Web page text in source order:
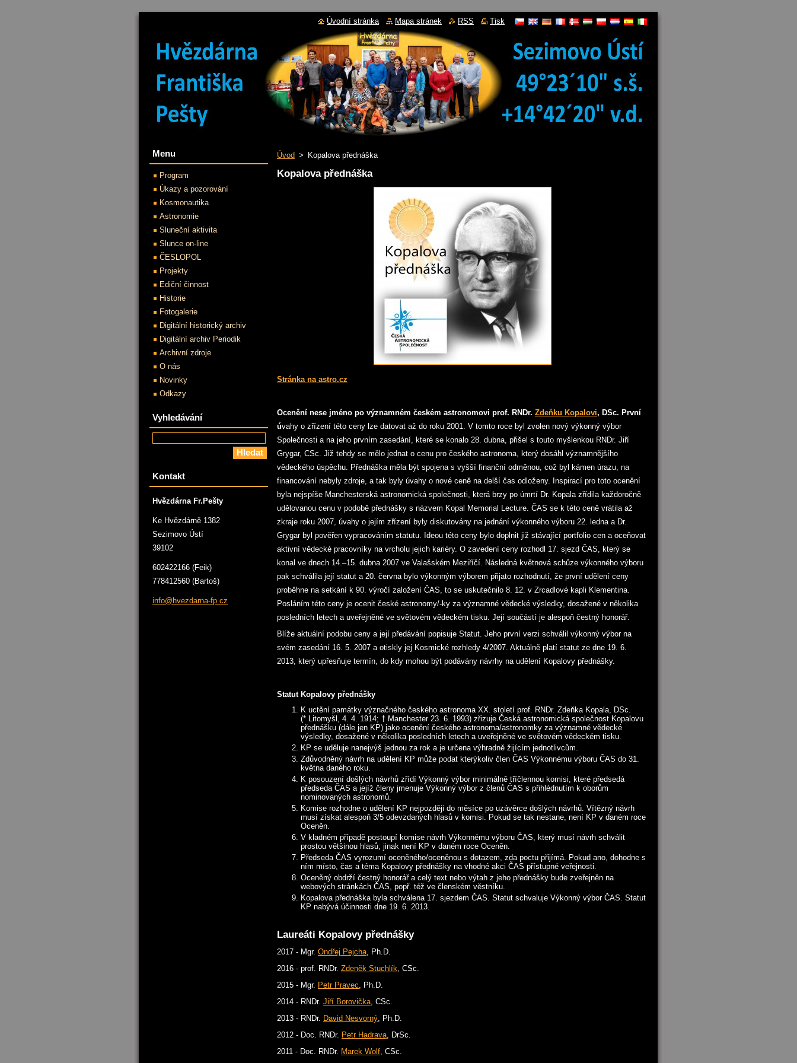
Úvod > Kopalova přednáška
Kopalova přednáška
Stránka na astro.cz
Ocenění nese jméno po významném českém astronomovi prof. RNDr. Zdeňku Kopalovi, DSc. První
úvahy o zřízení této ceny lze datovat až do roku 2001. V tomto roce byl zvolen nový výkonný výbor
Společnosti a na jeho prvním zasedání, které se konalo 28. dubna, přišel s touto myšlenkou RNDr. Jiří
Grygar, CSc. Již tehdy se mělo jednat o cenu pro českého astronoma, který dosáhl významnějšího
vědeckého úspěchu. Přednáška měla být spojena s vyšší finanční odměnou, což byl kámen úrazu, na
financování nebyly zdroje, a tak byly úvahy o nové ceně na delší čas odloženy. Inspirací pro toto ocenění
byla nejspíše Manchesterská astronomická společnosti, která brzy po úmrtí Dr. Kopala zřídila každoročně
udělovanou cenu v podobě přednášky s názvem Kopal Memorial Lecture. ČAS se k této ceně vrátila až
zkraje roku 2007, úvahy o jejím zřízení byly diskutovány na jednání výkonného výboru 22. ledna a Dr.
Grygar byl pověřen vypracováním statutu. Ideou této ceny bylo doplnit již stávající portfolio cen a oceňovat
aktivní vědecké pracovníky na vrcholu jejich kariéry. O zavedení ceny rozhodl 17. sjezd ČAS, který se
konal ve dnech 14.–15. dubna 2007 ve Valašském Meziříčí. Následná květnová schůze výkonného výboru
pak schválila její statut a 20. června bylo výkonným výborem přijato rozhodnutí, že první udělení ceny
proběhne na setkání k 90. výročí založení ČAS, to se uskutečnilo 8. 12. v Zrcadlové kapli Klementina.
Posláním této ceny je ocenit české astronomy/-ky za významné vědecké výsledky, dosažené v několika
posledních letech a uveřejněné ve světovém vědeckém tisku. Její součástí je alespoň čestný honorář.
Blíže aktuální podobu ceny a její předávání popisuje Statut. Jeho první verzi schválil výkonný výbor na
svém zasedání 16. 5. 2007 a otiskly jej Kosmické rozhledy 4/2007. Aktuálně platí statut ze dne 19. 6.
2013, který upřesňuje termín, do kdy mohou být podávány návrhy na udělení Kopalovy přednášky.
Statut Kopalovy přednášky
K uctění památky význačného českého astronoma XX. století prof. RNDr. Zdeňka Kopala, DSc.
(* Litomyšl, 4. 4. 1914; † Manchester 23. 6. 1993) zřizuje Česká astronomická společnost Kopalovu
přednášku (dále jen KP) jako ocenění českého astronoma/astronomky za významné vědecké
výsledky, dosažené v několika posledních letech a uveřejněné ve světovém vědeckém tisku.
KP se uděluje nanejvýš jednou za rok a je určena výhradně žijícím jednotlivcům.
Zdůvodněný návrh na udělení KP může podat kterýkoliv člen ČAS Výkonnému výboru ČAS do 31.
května daného roku.
K posouzení došlých návrhů zřídí Výkonný výbor minimálně tříčlennou komisi, které předsedá
předseda ČAS a jejíž členy jmenuje Výkonný výbor z členů ČAS s přihlédnutím k oborům
nominovaných astronomů.
Komise rozhodne o udělení KP nejpozději do měsíce po uzávěrce došlých návrhů. Vítězný návrh
musí získat alespoň 3/5 odevzdaných hlasů v komisi. Pokud se tak nestane, není KP v daném roce
Oceněn.
V kladném případě postoupí komise návrh Výkonnému výboru ČAS, který musí návrh schválit
prostou většinou hlasů; jinak není KP v daném roce Oceněn.
Předseda ČAS vyrozumí oceněného/oceněnou s dotazem, zda poctu přijímá. Pokud ano, dohodne s
ním místo, čas a téma Kopalovy přednášky na vhodné akci ČAS přístupné veřejnosti.
Oceněný obdrží čestný honorář a celý text nebo výtah z jeho přednášky bude zveřejněn na
webových stránkách ČAS, popř. též ve členském věstníku.
Kopalova přednáška byla schválena 17. sjezdem ČAS. Statut schvaluje Výkonný výbor ČAS. Statut
KP nabývá účinnosti dne 19. 6. 2013.
Laureáti Kopalovy přednášky
2017 - Mgr. Ondřej Pejcha, Ph.D.
2016 - prof. RNDr. Zdeněk Stuchlík, CSc.
2015 - Mgr. Petr Pravec, Ph.D.
2014 - RNDr. Jiří Borovička, CSc.
2013 - RNDr. David Nesvorný, Ph.D.
2012 - Doc. RNDr. Petr Hadrava, DrSc.
2011 - Doc. RNDr. Marek Wolf, CSc.
Menu
Program
Úkazy a pozorování
Kosmonautika
Astronomie
Sluneční aktivita
Slunce on-line
ČESLOPOL
Projekty
Ediční činnost
Historie
Fotogalerie
Digitální historický archiv
Digitální archiv Periodik
Archivní zdroje
O nás
Novinky
Odkazy
Vyhledávání
Kontakt
Hvězdárna Fr.Pešty
Ke Hvězdárně 1382
Sezimovo Ústí
39102
602422166 (Feik)
778412560 (Bartoš)
info@hvezdarna-fp.cz
Úvodní stránka Mapa stránek RSS Tisk